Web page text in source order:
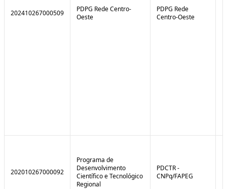
202410267000509
PDPG Rede Centro-
Oeste
PDPG Rede
Centro-Oeste
202010267000092
Programa de
Desenvolvimento
Científico e Tecnológico
Regional
PDCTR -
CNPq/FAPEG